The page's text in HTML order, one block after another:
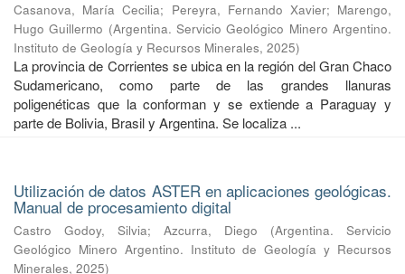
Casanova, María Cecilia; Pereyra, Fernando Xavier; Marengo,
Hugo Guillermo (Argentina. Servicio Geológico Minero Argentino.
Instituto de Geología y Recursos Minerales, 2025)
La provincia de Corrientes se ubica en la región del Gran Chaco
Sudamericano, como parte de las grandes llanuras
poligenéticas que la conforman y se extiende a Paraguay y
parte de Bolivia, Brasil y Argentina. Se localiza ...
Utilización de datos ASTER en aplicaciones geológicas.
Manual de procesamiento digital
Castro Godoy, Silvia; Azcurra, Diego (Argentina. Servicio
Geológico Minero Argentino. Instituto de Geología y Recursos
Minerales, 2025)